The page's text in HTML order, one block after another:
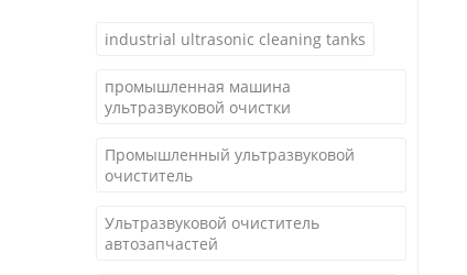
industrial ultrasonic cleaning tanks
промышленная машина
ультразвуковой очистки
Промышленный ультразвуковой
очиститель
Ультразвуковой очиститель
автозапчастей